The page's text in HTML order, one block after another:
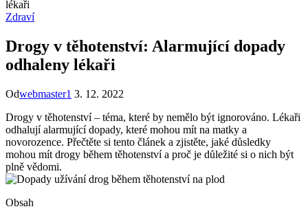
lékaři
Zdraví
Drogy v těhotenství: Alarmující dopady
odhaleny lékaři
Odwebmaster1 3. 12. 2022
Drogy v těhotenství – téma, které by nemělo být ignorováno. Lékaři
odhalují alarmující dopady, které mohou mít na matky a
novorozence. Přečtěte si tento článek a zjistěte, jaké důsledky
mohou mít drogy během těhotenství a proč je důležité si o nich být
plně vědomi.
Obsah